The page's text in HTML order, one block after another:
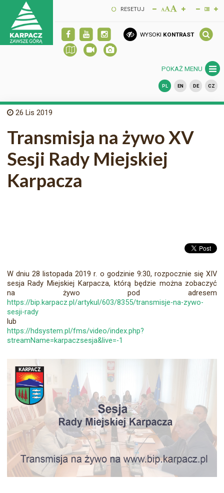
RESETUJ
WYSOKI KONTRAST
POKAŻ MENU
PL EN DE CZ
26 Lis 2019
Transmisja na żywo XV
Sesji Rady Miejskiej
Karpacza
W dniu 28 listopada 2019 r. o godzinie 9:30, rozpocznie się XIV
sesja Rady Miejskiej Karpacza, którą będzie można zobaczyć
na żywo pod adresem
https://bip.karpacz.pl/artykul/603/8355/transmisje-na-zywo-
sesji-rady
lub
https://hdsystem.pl/fms/video/index.php?
streamName=karpaczsesja&live=-1